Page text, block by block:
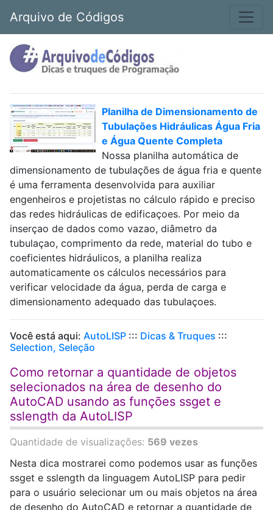
Arquivo de Códigos
Planilha de Dimensionamento de
Tubulações Hidráulicas Água Fria
e Água Quente Completa
Nossa planilha automática de
dimensionamento de tubulações de água fria e quente
é uma ferramenta desenvolvida para auxiliar
engenheiros e projetistas no cálculo rápido e preciso
das redes hidráulicas de edificaçoes. Por meio da
inserçao de dados como vazao, diâmetro da
tubulaçao, comprimento da rede, material do tubo e
coeficientes hidráulicos, a planilha realiza
automaticamente os cálculos necessários para
verificar velocidade da água, perda de carga e
dimensionamento adequado das tubulaçoes.
Você está aqui: AutoLISP ::: Dicas & Truques :::
Selection, Seleção
Como retornar a quantidade de objetos
selecionados na área de desenho do
AutoCAD usando as funções ssget e
sslength da AutoLISP
Quantidade de visualizações: 569 vezes
Nesta dica mostrarei como podemos usar as funções
ssget e sslength da linguagem AutoLISP para pedir
para o usuário selecionar um ou mais objetos na área
de desenho do AutoCAD e retornar a quantidade de